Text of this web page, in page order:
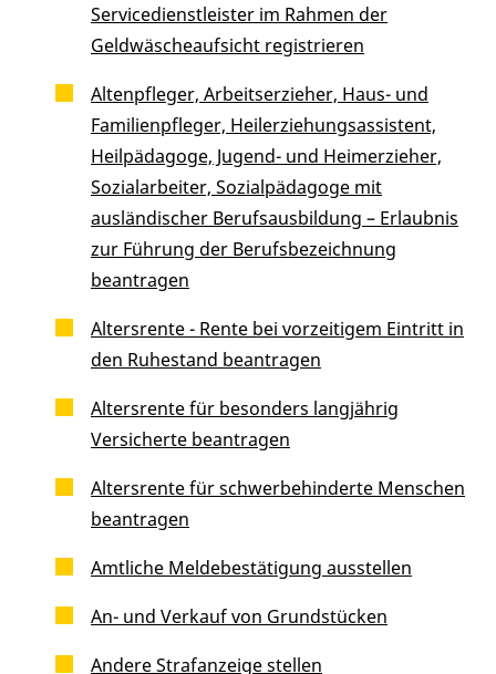
Servicedienstleister im Rahmen der
Geldwäscheaufsicht registrieren
Altenpfleger, Arbeitserzieher, Haus- und
Familienpfleger, Heilerziehungsassistent,
Heilpädagoge, Jugend- und Heimerzieher,
Sozialarbeiter, Sozialpädagoge mit
ausländischer Berufsausbildung – Erlaubnis
zur Führung der Berufsbezeichnung
beantragen
Altersrente - Rente bei vorzeitigem Eintritt in
den Ruhestand beantragen
Altersrente für besonders langjährig
Versicherte beantragen
Altersrente für schwerbehinderte Menschen
beantragen
Amtliche Meldebestätigung ausstellen
An- und Verkauf von Grundstücken
Andere Strafanzeige stellen